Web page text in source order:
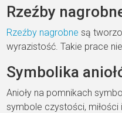
Rzeźby
Rzeźby nagrobne są
wyrazistość. Takie prace
Symbolika
Anioły na pomnikach
symbole czystości, miłości